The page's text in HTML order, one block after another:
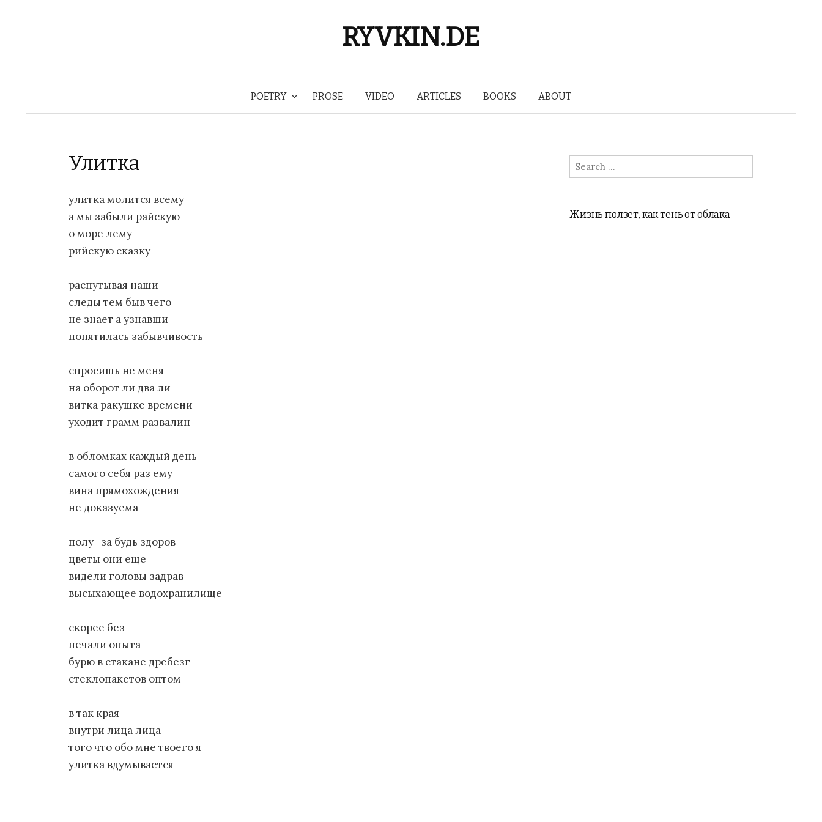
RYVKIN.DE
Skip
POETRY PROSE VIDEO ARTICLES BOOKS ABOUT
Улитка
улитка молится всему
а мы забыли райскую
о море лему-
рийскую сказку
распутывая наши
следы тем быв чего
не знает а узнавши
попятилась забывчивость
спросишь не меня
на оборот ли два ли
витка ракушке времени
уходит грамм развалин
в обломках каждый день
самого себя раз ему
вина прямохождения
не доказуема
полу- за будь здоров
цветы они еще
видели головы задрав
высыхающее водохранилище
скорее без
печали опыта
бурю в стакане дребезг
стеклопакетов оптом
в так края
внутри лица лица
того что обо мне твоего я
улитка вдумывается
Search
for:
Жизнь ползет, как тень от облака